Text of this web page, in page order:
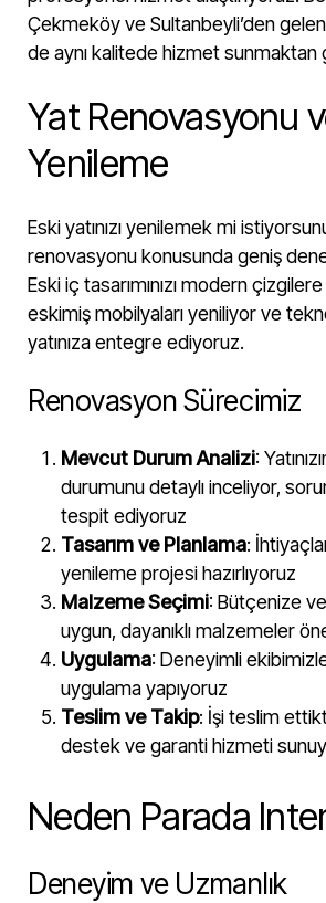
Çekmeköy ve Sultanbeyli’den
de aynı kalitede hizmet sunmaktan
Yat Renovasyonu
Yenileme
Eski yatınızı yenilemek mi
renovasyonu konusunda geniş
Eski iç tasarımınızı modern
eskimiş mobilyaları yeniliyor ve
yatınıza entegre ediyoruz.
Renovasyon Sürecimiz
Mevcut Durum Analizi:
durumunu detaylı inceliyor,
tespit ediyoruz
Tasarım ve Planlama:
yenileme projesi hazırlıyoruz
Malzeme Seçimi: Bütçenize
uygun, dayanıklı malzemeler
Uygulama: Deneyimli
uygulama yapıyoruz
Teslim ve Takip: İşi teslim
destek ve garanti hizmeti
Neden Parada
Deneyim ve Uzmanlık